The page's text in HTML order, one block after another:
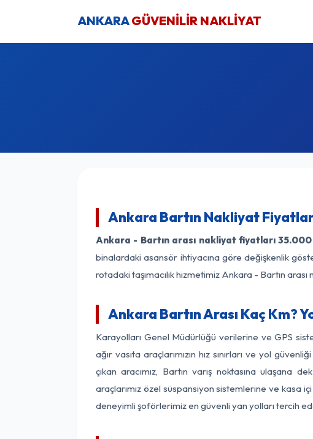
ANKARAGÜVENİLİR NAKLİYAT
Ankara Bartın Nakliyat
Ankara - Bartın arası nakliyat fiyatları
binalardaki asansör ihtiyacına göre değişkenlik
rotadaki taşımacılık hizmetimiz Ankara - Bartın arası
Ankara Bartın Arası Kaç Km?
Karayolları Genel Müdürlüğü verilerine ve GPS
ağır vasıta araçlarımızın hız sınırları ve yol
çıkan aracımız, Bartın varış noktasına ulaşana
araçlarımız özel süspansiyon sistemlerine ve kasa
deneyimli şoförlerimiz en güvenli yan yolları tercih